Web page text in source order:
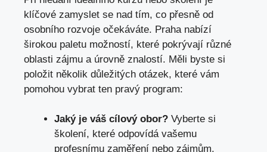
klíčové zamyslet se nad tím, co přesně od
osobního rozvoje očekáváte. Praha nabízí
širokou paletu možností, které pokrývají různé
oblasti zájmu a úrovně znalostí. Měli byste si
položit několik důležitých otázek, které vám
pomohou vybrat ten pravý program:
Jaký je váš cílový obor? Vyberte si
školení, které odpovídá vašemu
profesnímu zaměření nebo zájmům.